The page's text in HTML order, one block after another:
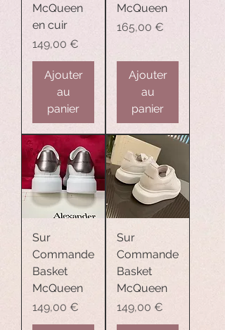
McQueen
en cuir
Prix
149,00 €
Ajouter
au
panier
McQueen
Prix
165,00 €
Ajouter
au
panier
Sur
Commande
Basket
McQueen
Prix
149,00 €
Sur
Commande
Basket
McQueen
Prix
149,00 €